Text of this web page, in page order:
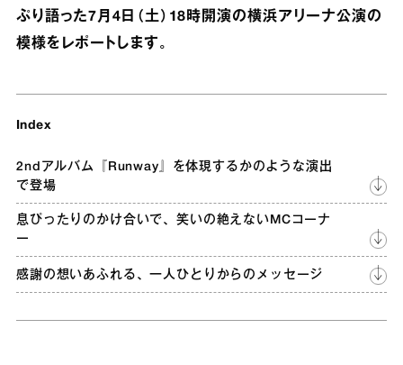
ぷり語った7⽉4⽇（⼟）18時開演の横浜アリーナ公演の
模様をレポートします。
Index
2ndアルバム『Runway』を体現するかのような演出
で登場
息ぴったりのかけ合いで、笑いの絶えないMCコーナ
ー
感謝の想いあふれる、⼀⼈ひとりからのメッセージ